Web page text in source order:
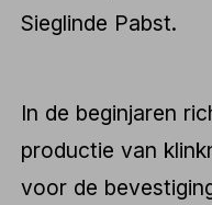
Sieglinde Pabst.
In de beginjaren
productie van
voor de